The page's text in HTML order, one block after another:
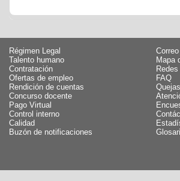
Régimen Legal
Talento humano
Contratación
Ofertas de empleo
Rendición de cuentas
Concurso docente
Pago Virtual
Control interno
Calidad
Buzón de notificaciones
Mapa
FAQ